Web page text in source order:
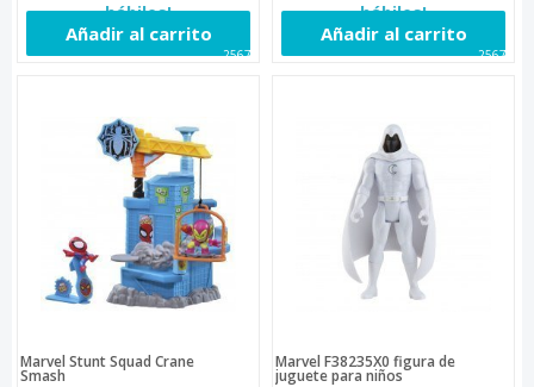
hábiles!
Añadir al carrito
25676
hábiles!
Añadir al carrito
25677
Marvel Stunt Squad Crane
Smash
Marvel F38235X0 figura de
juguete para niños